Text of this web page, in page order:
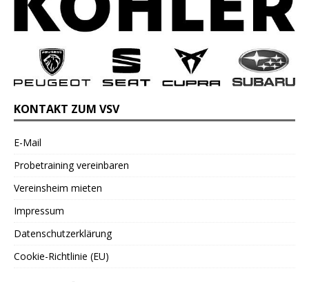
KONTAKT ZUM VSV
E-Mail
Probetraining vereinbaren
Vereinsheim mieten
Impressum
Datenschutzerklärung
Cookie-Richtlinie (EU)